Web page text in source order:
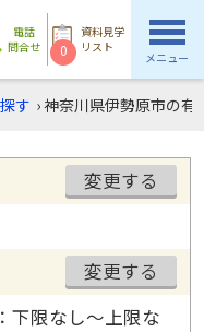
電話
問合せ
資料見学
リスト
0 メニュー
す ›神奈川県伊勢原市の有
変更する
変更する
下限なし〜上限な